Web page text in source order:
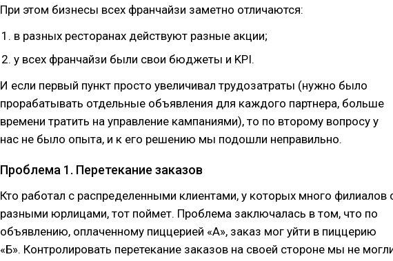
При этом бизнесы всех франчайзи заметно отличаются:
в разных ресторанах действуют разные акции;
у всех франчайзи были свои бюджеты и KPI.
И если первый пункт просто увеличивал трудозатраты (нужно было
прорабатывать отдельные объявления для каждого партнера, больше
времени тратить на управление кампаниями), то по второму вопросу у
нас не было опыта, и к его решению мы подошли неправильно.
Проблема 1. Перетекание заказов
Кто работал с распределенными клиентами, у которых много филиалов
разными юрлицами, тот поймет. Проблема заключалась в том, что по
объявлению, оплаченному пиццерией «А», заказ мог уйти в пиццерию
«Б». Контролировать перетекание заказов на своей стороне мы не